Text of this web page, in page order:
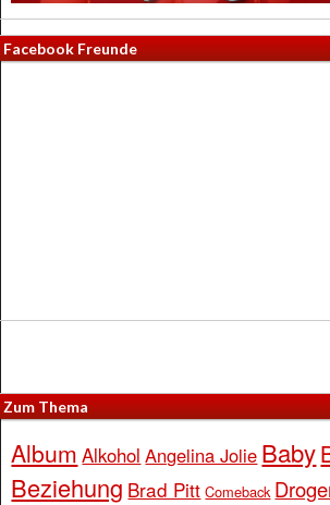
Facebook Freunde
Zum Thema
Album Alkohol Angelina Jolie Baby
Beziehung Brad Pitt Comeback